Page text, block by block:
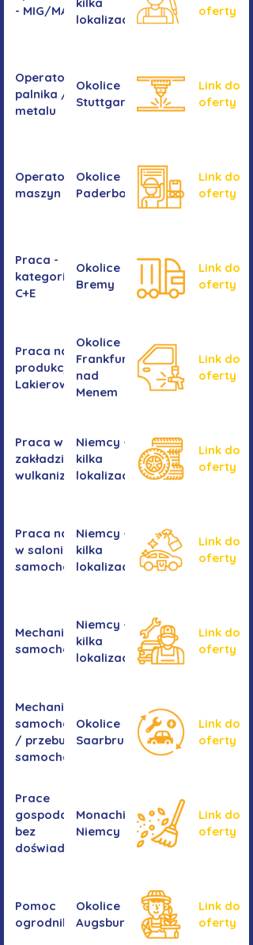
- MIG/MAG/TIG
lokalizacji
oferty
Operator/operatorka
palnika / Cięcie
metalu
Okolice
Stuttgartu
Link do
oferty
Operator/operatorka
maszyn CNC
Okolice
Paderborn
Link do
oferty
Praca -
kategoria
C+E
Okolice
Bremy
Link do
oferty
Praca na
produkcji -
Lakierowanie
Okolice
Frankfurtu
nad
Menem
Link do
oferty
Praca w
zakładzie
wulkanizacyjnym
Niemcy -
kilka
lokalizacji
Link do
oferty
Praca na myjni
w salonie
samochodowym
Niemcy -
kilka
lokalizacji
Link do
oferty
Mechanika
samochodowa
Niemcy -
kilka
lokalizacji
Link do
oferty
Mechanika
samochodowa
/ przebudowa
samochodów
Okolice
Saarbrucken
Link do
oferty
Prace
gospodarcze -
bez
doświadczenia
Monachium,
Niemcy
Link do
oferty
Pomoc
ogrodnika
Okolice
Augsburga
Link do
oferty